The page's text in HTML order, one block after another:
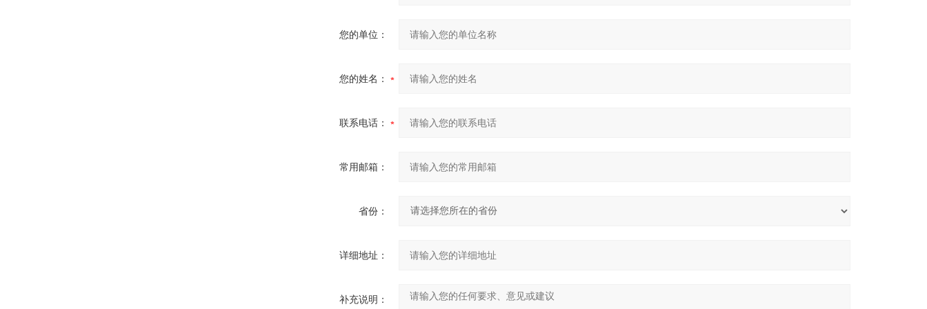
您的单位：
您的姓名：
联系电话：
常用邮箱：
省份：
详细地址：
补充说明：